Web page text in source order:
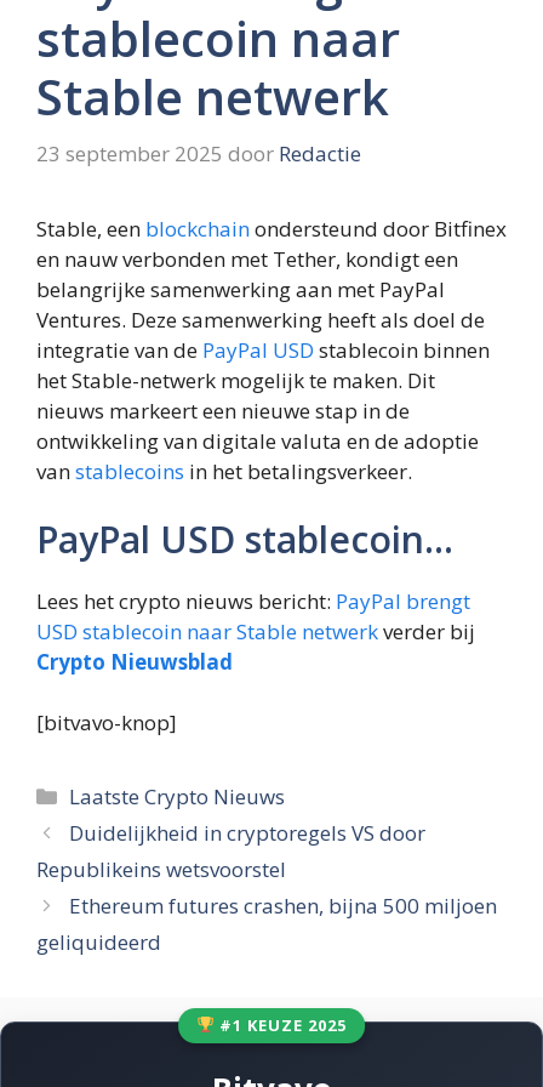
stablecoin naar
Stable netwerk
23 september 2025 door Redactie
Stable, een blockchainondersteund door Bitfinex
en nauw verbonden met Tether, kondigt een
belangrijke samenwerking aan met PayPal
Ventures. Deze samenwerking heeft als doel de
integratie van de PayPal USD stablecoin binnen
het Stable-netwerk mogelijk te maken. Dit
nieuws markeert een nieuwe stap in de
ontwikkeling van digitale valuta en de adoptie
vanstablecoins in het betalingsverkeer.
PayPal USD stablecoin…
Lees het crypto nieuws bericht: PayPal brengt
USD stablecoin naar Stable netwerkverder bij
Crypto Nieuwsblad
[bitvavo-knop]
Categorieën
Laatste Crypto Nieuws
Duidelijkheid in cryptoregels VS door
Republikeins wetsvoorstel
Ethereum futures crashen, bijna 500 miljoen
geliquideerd
#1 KEUZE 2025